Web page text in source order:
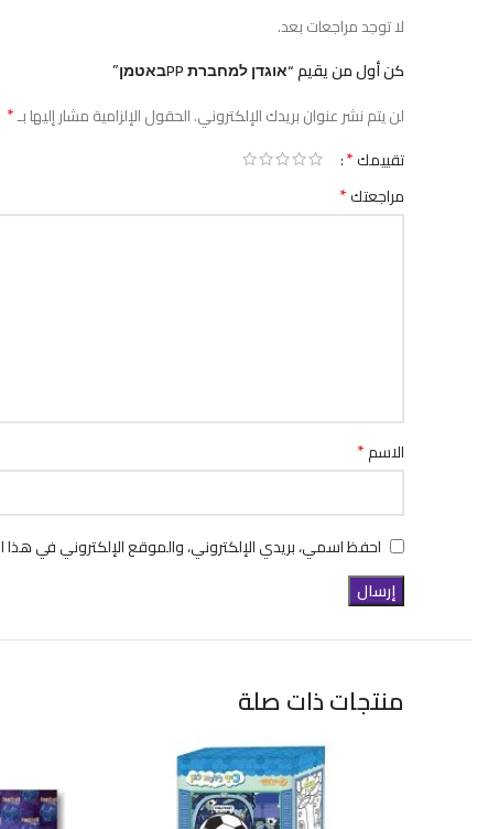
لا توجد مراجعات بعد.
كن أول من يقيم “אוגדן למחברת PPבאטמן”
لن يتم نشر عنوان بريدك الإلكتروني.الحقول الإلزامية مشار إليها بـ*
تقييمك*
مراجعتك*
الاسم*
احفظ اسمي، بريدي الإلكتروني، والموقع الإلكتروني في
منتجات ذات صلة